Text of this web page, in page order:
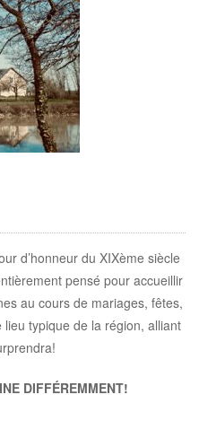
d’honneur du XIXème siècle
pensé pour accueillir
au cours de mariages, fêtes,
typique de la région, alliant
DIFFÉREMMENT!